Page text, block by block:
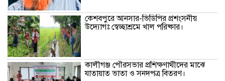
কেশবপুরে আনসার-ভিডিপির প্রশংসনীয়
উদ্যোগঃ স্বেচ্ছাশ্রমে খাল পরিষ্কার।
কালীগঞ্জ পৌরসভার প্রশিক্ষণার্থীদের মাঝে
যাতায়াত ভাতা ও সনদপত্র বিতরণ।